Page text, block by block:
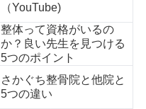
（YouTube)
整体って資格がいるの
か？良い先生を見つける
5つのポイント
さかぐち整骨院と他院と
5つの違い